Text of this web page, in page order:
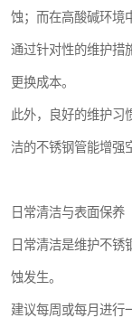
蚀；而在高酸碱环境
通过针对性的维护措
更换成本。
此外，良好的维护习
洁的不锈钢管能增强
日常清洁与表面保养
日常清洁是维护不锈
蚀发生。
建议每周或每月进行